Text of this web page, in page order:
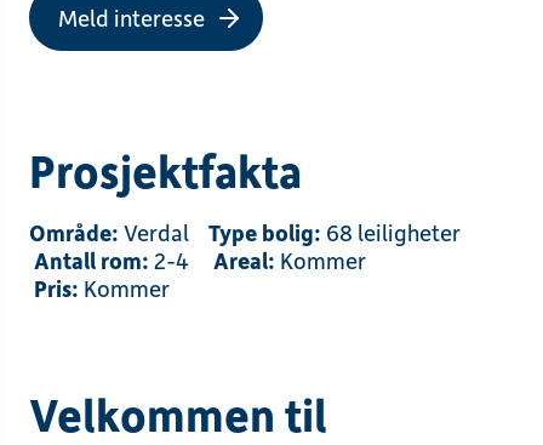
Meld interesse
Prosjektfakta
Område: Verdal Type bolig: 68 leiligheter
Antall rom: 2-4 Areal: Kommer
Pris: Kommer
Velkommen til